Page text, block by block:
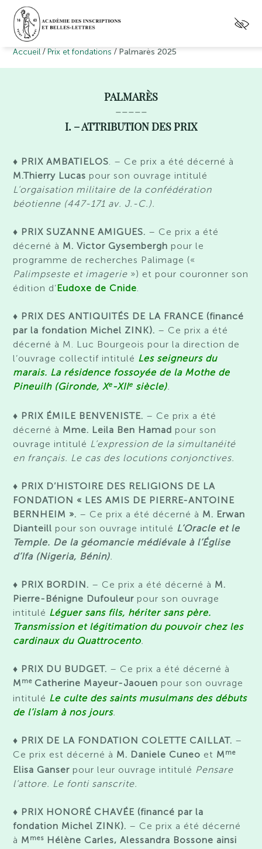
Accueil / Prix et fondations / Palmarès 2025
PALMARÈS
I. – ATTRIBUTION DES PRIX
♦ PRIX AMBATIELOS. – Ce prix a été décerné à
M.Thierry Lucas pour son ouvrage intitulé
L’orgaisation militaire de la confédération
béotienne (447-171 av. J.-C.).
♦ PRIX SUZANNE AMIGUES. – Ce prix a été
décerné à M. Victor Gysembergh pour le
programme de recherches Palimage («
Palimpseste et imagerie ») et pour couronner son
édition d’Eudoxe de Cnide.
♦ PRIX DES ANTIQUITÉS DE LA FRANCE (financé
par la fondation Michel ZINK). – Ce prix a été
décerné à M. Luc Bourgeois pour la direction de
l’ouvrage collectif intitulé Les seigneurs du
marais. La résidence fossoyée de la Mothe de
Pineuilh (Gironde, Xe-XIIe siècle).
♦ PRIX ÉMILE BENVENISTE. – Ce prix a été
décerné à Mme. Leila Ben Hamad pour son
ouvrage intitulé L’expression de la simultanéité
en français. Le cas des locutions conjonctives.
♦ PRIX D’HISTOIRE DES RELIGIONS DE LA
FONDATION « LES AMIS DE PIERRE-ANTOINE
BERNHEIM ». – Ce prix a été décerné à M. Erwan
Dianteill pour son ouvrage intitulé L’Oracle et le
Temple. De la géomancie médiévale à l’Église
d’Ifa (Nigeria, Bénin).
♦ PRIX BORDIN. – Ce prix a été décerné à M.
Pierre-Bénigne Dufouleur pour son ouvrage
intitulé Léguer sans fils, hériter sans père.
Transmission et légitimation du pouvoir chez les
cardinaux du Quattrocento.
♦ PRIX DU BUDGET. – Ce prix a été décerné à
M me Catherine Mayeur-Jaouen pour son ouvrage
intitulé Le culte des saints musulmans des débuts
de l’islam à nos jours.
♦ PRIX DE LA FONDATION COLETTE CAILLAT. –
Ce prix est décerné à M. Daniele Cuneo et M me
Elisa Ganser pour leur ouvrage intitulé Pensare
l’attore. Le fonti sanscrite.
♦ PRIX HONORÉ CHAVÉE (financé par la
fondation Michel ZINK). – Ce prix a été décerné
à M mes Hélène Carles, Alessandra Bossone ainsi